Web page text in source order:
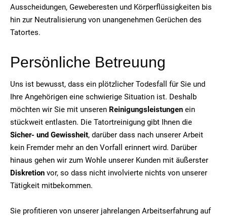
Ausscheidungen, Geweberesten und Körperflüssigkeiten bis
hin zur Neutralisierung von unangenehmen Gerüchen des
Tatortes.
Persönliche Betreuung
Uns ist bewusst, dass ein plötzlicher Todesfall für Sie und
Ihre Angehörigen eine schwierige Situation ist. Deshalb
möchten wir Sie mit unseren Reinigungsleistungen ein
stückweit entlasten. Die Tatortreinigung gibt Ihnen die
Sicher- und Gewissheit, darüber dass nach unserer Arbeit
kein Fremder mehr an den Vorfall erinnert wird. Darüber
hinaus gehen wir zum Wohle unserer Kunden mit äußerster
Diskretion vor, so dass nicht involvierte nichts von unserer
Tätigkeit mitbekommen.
Sie profitieren von unserer jahrelangen Arbeitserfahrung auf